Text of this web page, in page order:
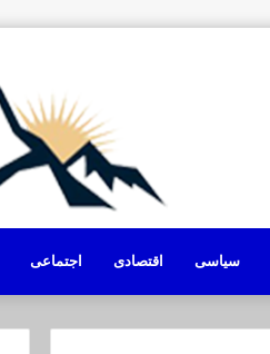
سیاسی اقتصادی اجتماعی